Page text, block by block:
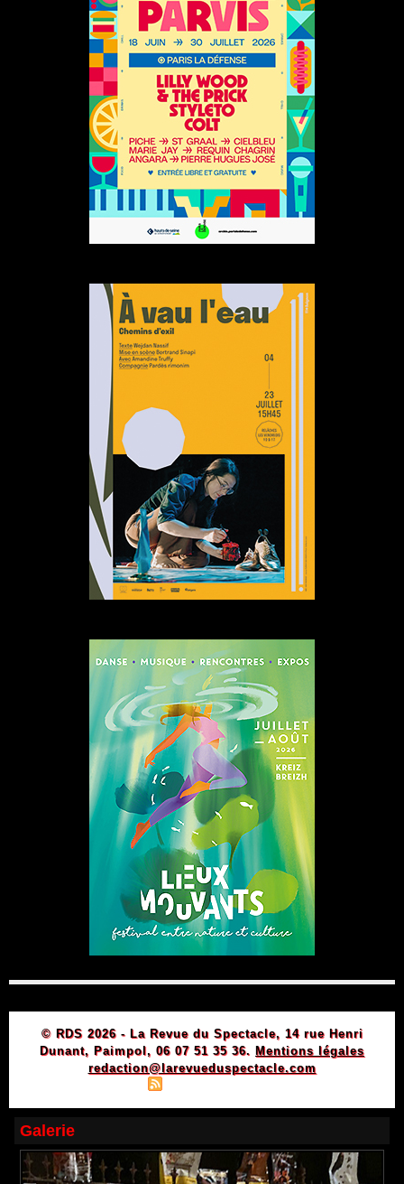
© RDS 2026 - La Revue du Spectacle, 14 rue Henri
Dunant, Paimpol, 06 07 51 35 36. Mentions légales
redaction@larevueduspectacle.com
Galerie